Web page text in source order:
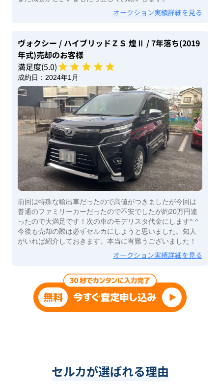
オークション実績詳細を見る
ヴォクシー / ハイブリッドＺＳ 煌Ⅱ / 7年落ち(2019
年式)売却のお客様
満足度(5.0)
成約日： 2024年1月
前回は特殊な輸出車だったので高値がつきましたが今回は
普通のファミリーカーだったので不安でしたが約20万円違
ったので大満足です！次の車のモデリスタ代金にします^ ^
今後も売却の際は必ずセルカにしようと思いました。知人
がいれば紹介しておきます。本当に有難うございました！
オークション実績詳細を見る
セルカが選ばれる理由